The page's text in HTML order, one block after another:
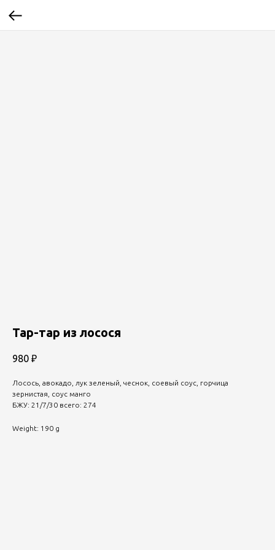
Тар-тар из лосося
980 ₽
Лосось, авокадо, лук зеленый, чеснок, соевый соус, горчица
зернистая, соус манго
БЖУ: 21/7/30 всего: 274
Weight: 190 g